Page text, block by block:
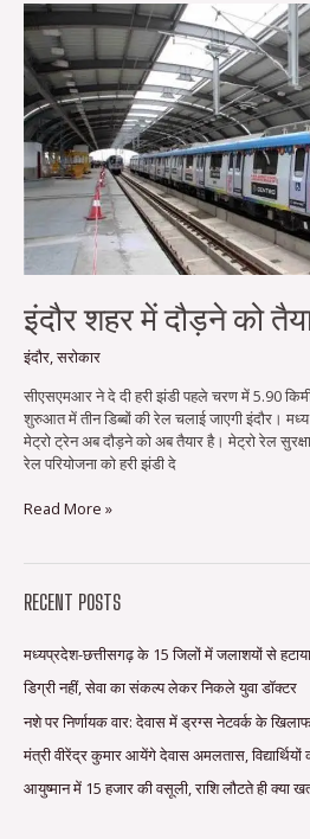
इंदौर शहर में दौड़ने को
इंदौर,सरोकार
सीएसएमआर ने दे दी हरी झंडी पहले चरण में 5.90
शुरुआत में तीन डिब्बों की रेल चलाई जाएगी इंदौर।
मेट्रो ट्रेन अब दौड़ने को अब तैयार है। मेट्रो रेल
रेल परियोजना को हरी झंडी दे
इंदौर
शहर
में
दौड़ने
को
तैयार
है
मेट्रो
ट्रेन
Read More »
RECENT POSTS
मध्यप्रदेश-छत्तीसगढ़ के 15 जिलों में जलाशयों से
डिग्री नहीं, सेवा का संकल्प लेकर निकले युवा डॉक्टर
नशे पर निर्णायक वार: देवास में ड्रग्स नेटवर्क के
मंत्री वीरेंद्र कुमार आयेंगे देवास अमलतास,
आयुष्मान में 15 हजार की वसूली, राशि लौटते ही क्या